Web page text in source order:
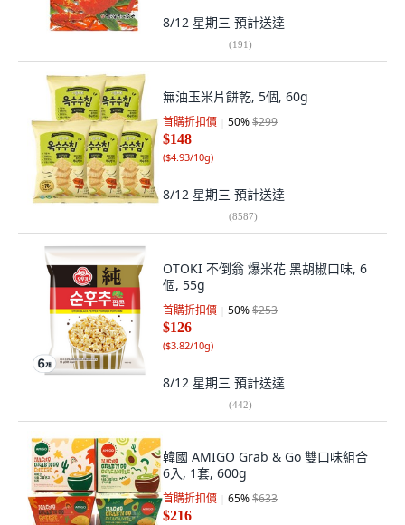
8/12 星期三 預計送達
(191)
無油玉米片餅乾, 5個, 60g
首購折扣價 50%$299
$148
($4.93/10g)
8/12 星期三 預計送達
(8587)
OTOKI 不倒翁 爆米花 黑胡椒口味, 6
個, 55g
首購折扣價 50%$253
$126
($3.82/10g)
8/12 星期三 預計送達
(442)
韓國 AMIGO Grab & Go 雙口味組合
6入, 1套, 600g
首購折扣價 65%$633
$216